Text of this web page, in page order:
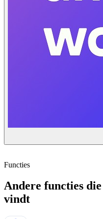
Functies
Andere functies
vindt